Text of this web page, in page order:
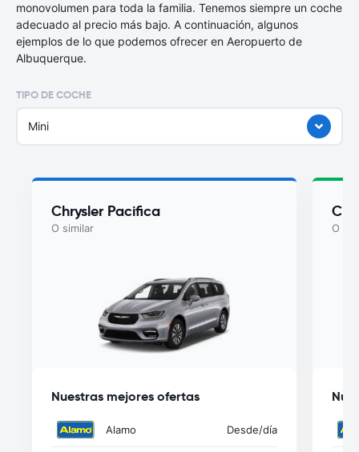
monovolumen para toda la familia. Tenemos siempre un coche
adecuado al precio más bajo. A continuación, algunos
ejemplos de lo que podemos ofrecer en Aeropuerto de
Albuquerque.
TIPO DE COCHE
Mini
Chrysler Pacifica
O similar
Nuestras mejores ofertas
Alamo Desde/día
O